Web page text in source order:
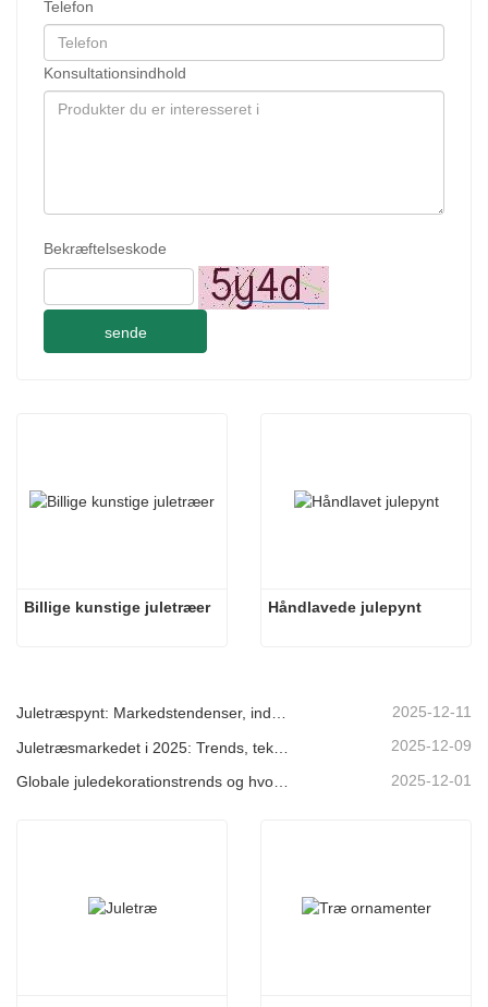
Telefon
Konsultationsindhold
Bekræftelseskode
sende
Billige kunstige juletræer Håndlavede julepynt
Juletræspynt: Markedstendenser, indsigt i forsyningskæden og indkøbsguide 2025 2025-12-11
2025-12-09
2025-12-01